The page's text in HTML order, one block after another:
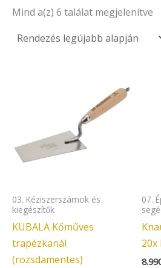
Mind a(z) 6 találat megjelenítve
03. Kéziszerszámok és
kiegészítők
KUBALA Kőműves
trapézkanál
(rozsdamentes)
07.
20x